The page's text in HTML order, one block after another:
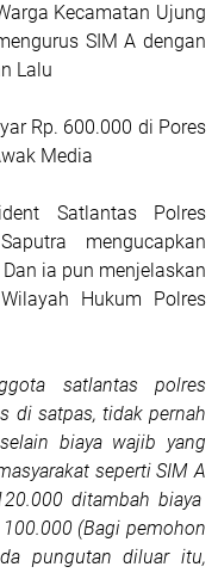
Kecamatan Ujung
SIM A dengan
Lalu
Rp. 600.000 di Pores
Media
Satlantas Polres
mengucapkan
ia pun menjelaskan
Hukum Polres
satlantas polres
di satpas, tidak pernah
biaya wajib yang
seperti SIM A
ditambah biaya
(Bagi pemohon
pungutan diluar itu,